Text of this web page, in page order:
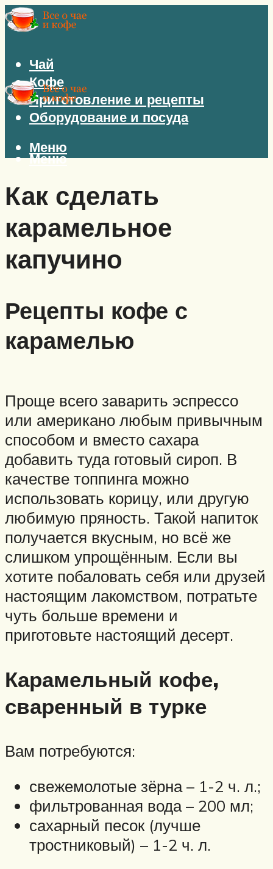
Чай
Кофе
Приготовление и рецепты
Оборудование и посуда
Меню
Меню
Как сделать
карамельное
капучино
Рецепты кофе с
карамелью
Проще всего заварить эспрессо
или американо любым привычным
способом и вместо сахара
добавить туда готовый сироп. В
качестве топпинга можно
использовать корицу, или другую
любимую пряность. Такой напиток
получается вкусным, но всё же
слишком упрощённым. Если вы
хотите побаловать себя или друзей
настоящим лакомством, потратьте
чуть больше времени и
приготовьте настоящий десерт.
Карамельный кофе,
сваренный в турке
Вам потребуются:
свежемолотые зёрна – 1-2 ч. л.;
фильтрованная вода – 200 мл;
сахарный песок (лучше
тростниковый) – 1-2 ч. л.